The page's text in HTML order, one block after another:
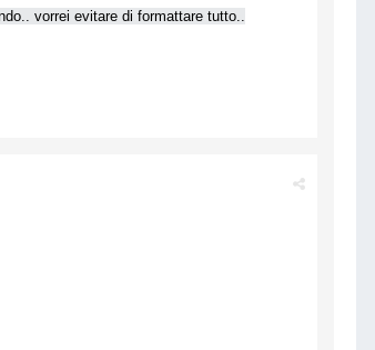
vorrei evitare di formattare tutto..